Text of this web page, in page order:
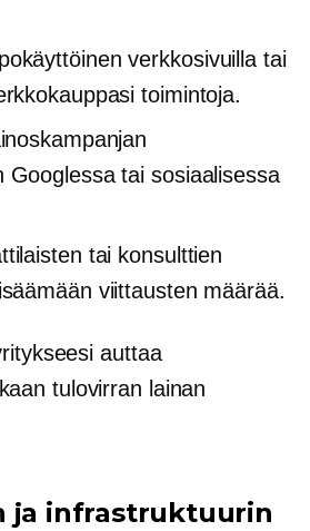
verkkosivuilla tai
toimintoja.
Googlessa tai sosiaalisessa
tai konsulttien
viittausten määrää.
auttaa
tulovirran lainan
ja infrastruktuurin